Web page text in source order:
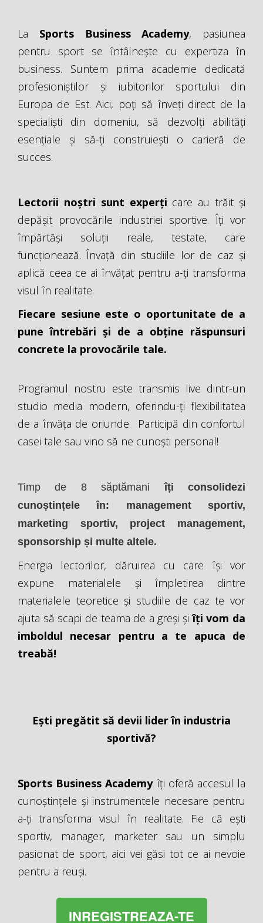
La Sports Business Academy, pasiunea
pentru sport se întâlnește cu expertiza în
business. Suntem prima academie dedicată
profesioniștilor și iubitorilor sportului din
Europa de Est. Aici, poți să înveți direct de la
specialiști din domeniu, să dezvolți abilități
esențiale și să-ți construiești o carieră de
succes.
Lectorii noștri sunt experți care au trăit și
depășit provocările industriei sportive. Îți vor
împărtăși soluții reale, testate, care
funcționează. Învață din studiile lor de caz și
aplică ceea ce ai învățat pentru a-ți transforma
visul în realitate.
Fiecare sesiune este o oportunitate de a
pune întrebări și de a obține răspunsuri
concrete la provocările tale.
Programul nostru este transmis live dintr-un
studio media modern, oferindu-ți flexibilitatea
de a învăța de oriunde. Participă din confortul
casei tale sau vino să ne cunoști personal!
Timp de 8 săptămani îți consolidezi
cunoștințele în: management sportiv,
marketing sportiv, project management,
sponsorship și multe altele.
Energia lectorilor, dăruirea cu care își vor
expune materialele și împletirea dintre
materialele teoretice și studiile de caz te vor
ajuta să scapi de teama de a greși șiîți vom da
imboldul necesar pentru a te apuca de
treabă!
Ești pregătit să devii lider în industria
sportivă?
Sports Business Academyîți oferă accesul la
cunoștințele și instrumentele necesare pentru
a-ți transforma visul în realitate. Fie că ești
sportiv, manager, marketer sau un simplu
pasionat de sport, aici vei găsi tot ce ai nevoie
pentru a reuși.
INREGISTREAZA-TE